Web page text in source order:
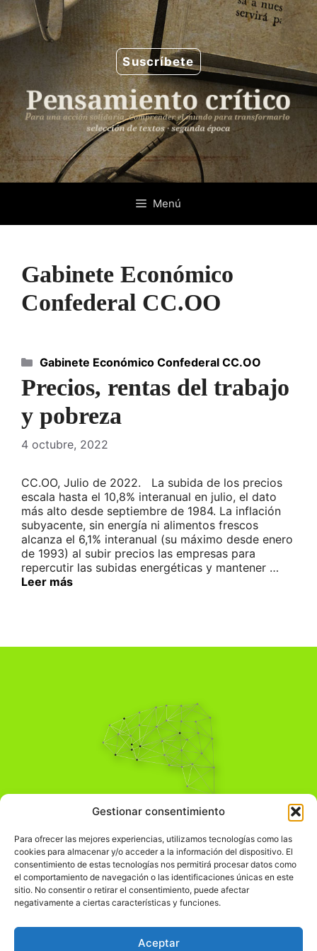
Gestionar consentimiento
Para ofrecer las mejores experiencias, utilizamos tecnologías como las
cookies para almacenar y/o acceder a la información del dispositivo. El
consentimiento de estas tecnologías nos permitirá procesar datos como
el comportamiento de navegación o las identificaciones únicas en este
sitio. No consentir o retirar el consentimiento, puede afectar
negativamente a ciertas características y funciones.
Aceptar
Saltar
al
contenido
Suscríbete
Menú
Gabinete Económico
Confederal CC.OO
Precios, rentas del trabajo
y pobreza
4 octubre, 2022
CC.OO, Julio de 2022. La subida de los precios
escala hasta el 10,8% interanual en julio, el dato
más alto desde septiembre de 1984. La inflación
subyacente, sin energía ni alimentos frescos
alcanza el 6,1% interanual (su máximo desde enero
de 1993) al subir precios las empresas para
repercutir las subidas energéticas y mantener …
Leer más
Categorías
Gabinete Económico Confederal CC.OO
Pensamiento Crítico
Comprender el mundo para transformarlo.
Información Legal
჻Política de privacidad
Política de cookies